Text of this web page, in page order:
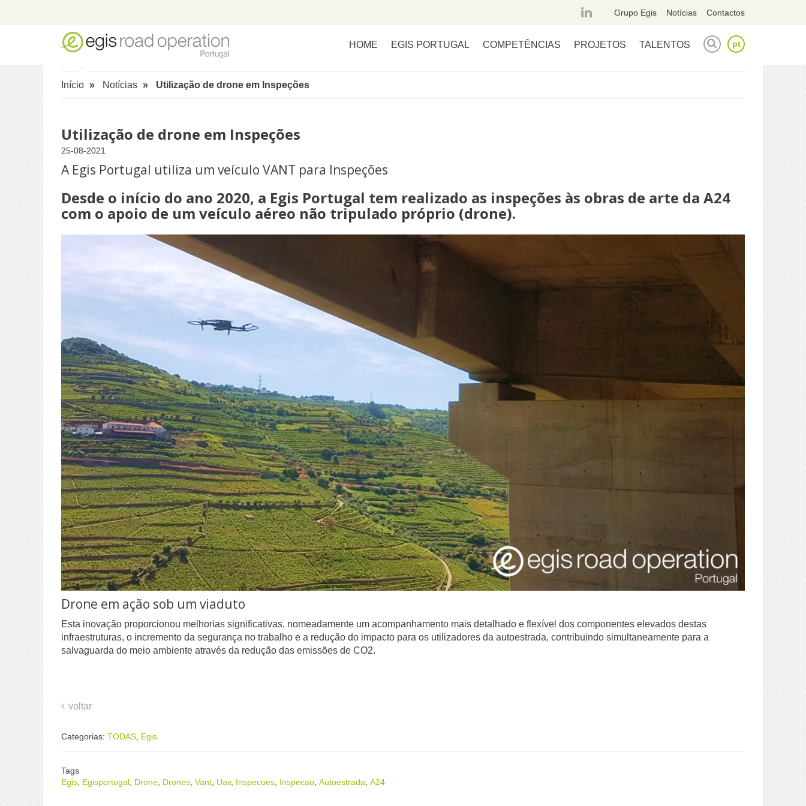
páginaGrupo Egis Notícias Contactos
HOME EGIS PORTUGAL COMPETÊNCIAS PROJETOS TALENTOS
ALTERNAR
pt
Início Notícias Utilização de drone em Inspeções
Utilização de drone em Inspeções
25-08-2021
A Egis Portugal utiliza um veículo VANT para Inspeções
Desde o início do ano 2020, a Egis Portugal tem realizado as inspeções às obras de arte da A24
com o apoio de um veículo aéreo não tripulado próprio (drone).
Drone em ação sob um viaduto
Esta inovação proporcionou melhorias significativas, nomeadamente um acompanhamento mais detalhado e flexível dos componentes elevados destas
infraestruturas, o incremento da segurança no trabalho e a redução do impacto para os utilizadores da autoestrada, contribuindo simultaneamente para a
salvaguarda do meio ambiente através da redução das emissões de CO2.
voltar
Categorias: TODAS Egis
Tags
Egis Egisportugal Drone Drones Vant Uav, Inspecoes Inspecao Autoestrada A24